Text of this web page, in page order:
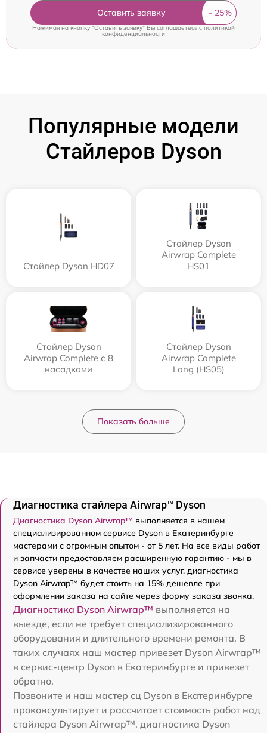
Оставить заявку
Нажимая на кнопку "Оставить заявку" Вы соглашаетесь cполитикой
конфиденциальности
Популярные модели
Стайлеров Dyson
Стайлер Dyson HD07
Стайлер Dyson
Airwrap Complete
HS01
Стайлер Dyson
Airwrap Complete с 8
насадками
Стайлер Dyson
Airwrap Complete
Long (HS05)
Показать больше
Диагностика стайлера Airwrap™ Dyson
Диагностика Dyson Airwrap™ выполняется в нашем
специализированном сервисе Dyson в Екатеринбурге
мастерами с огромным опытом - от 5 лет. На все виды работ
и запчасти предоставляем расширенную гарантию - мы в
сервисе уверены в качестве наших услуг. диагностика
Dyson Airwrap™ будет стоить на 15% дешевле при
оформлении заказа на сайте через форму заказа звонка.
Диагностика Dyson Airwrap™ выполняется на
выезде, если не требует специализированного
оборудования и длительного времени ремонта. В
таких случаях наш мастер привезет Dyson Airwrap™
в сервис-центр Dyson в Екатеринбурге и привезет
обратно.
Позвоните и наш мастер сц Dyson в Екатеринбурге
проконсультирует и рассчитает стоимость работ над
стайлера Dyson Airwrap™. диагностика Dyson